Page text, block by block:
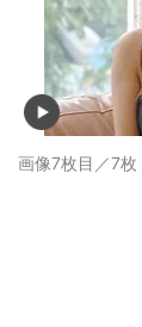
画像7枚目／7枚